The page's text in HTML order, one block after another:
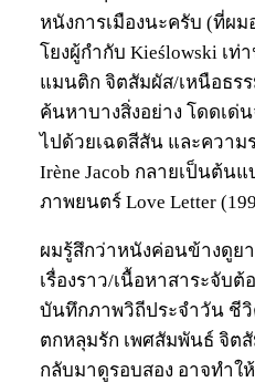
หนังการเมืองนะครับ (ที่ผ
โยงผู้กำกับ Kieślowski เท่
แมนติก จิตสัมผัส/เหนือธร
ค้นหาบางสิ่งอย่าง โดดเด่
ไปด้วยเฉดสีสัน และความ
Irène Jacob กลายเป็นต้น
ภาพยนตร์ Love Letter
ผมรู้สึกว่าหนังค่อนข้างดูย
เรื่องราว/เนื้อหาสาระจับต้
บันทึกภาพวิถีประจำวัน ชีวิ
ตกหลุมรัก เพศสัมพันธ์ จิต
กลับมาดูรอบสอง อาจทำ